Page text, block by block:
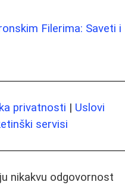
Filerima: Saveti i
privatnosti | Uslovi
servisi
nikakvu odgovornost